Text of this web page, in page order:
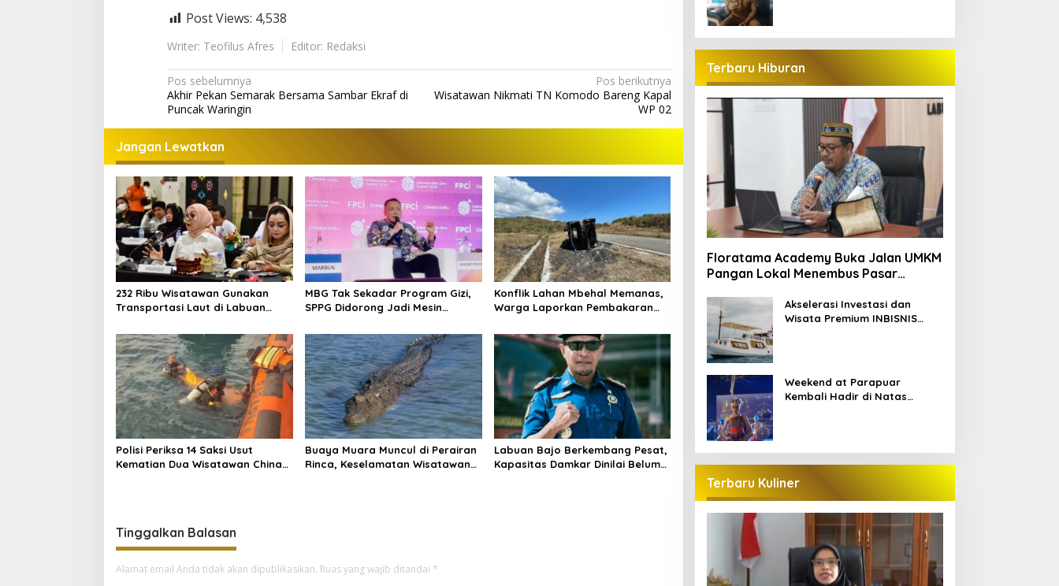
Post Views: 4,538
Writer: Teofilus Afres Editor: Redaksi
Navigasi
pos
Pos sebelumnya
Akhir Pekan Semarak Bersama Sambar Ekraf di
Puncak Waringin
Pos berikutnya
Wisatawan Nikmati TN Komodo Bareng Kapal
WP 02
Jangan Lewatkan
232 Ribu Wisatawan Gunakan
Transportasi Laut di Labuan
Jadi Prioritas
MBG Tak Sekadar Program Gizi,
SPPG Didorong Jadi Mesin
Konflik Lahan Mbehal Memanas,
Warga Laporkan Pembakaran
Polisi Periksa 14 Saksi Usut
Kematian Dua Wisatawan China
Buaya Muara Muncul di Perairan
Rinca, Keselamatan Wisatawan
Labuan Bajo Berkembang Pesat,
Kapasitas Damkar Dinilai Belum
Tinggalkan Balasan
Alamat email Anda tidak akan dipublikasikan. Ruas yang wajib ditandai *
Terbaru Hiburan
Floratama Academy Buka Jalan UMKM
Pangan Lokal Menembus Pasar
Akselerasi Investasi dan
Wisata Premium INBISNIS
Weekend at Parapuar
Kembali Hadir di Natas
Terbaru Kuliner